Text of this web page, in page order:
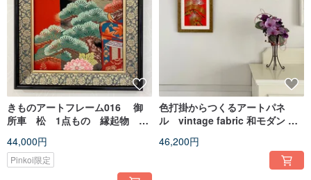
きものアートフレーム016 御
所車 松 1点もの 縁起物 お
44,000円
Pinkoi限定
色打掛からつくるアートパネ
ル vintage fabric 和モダン 和
祝 新築祝 長寿祝 縁起物 額装イ
46,200円